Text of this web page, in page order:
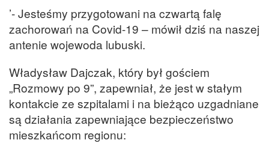
’- Jesteśmy przygotowani na czwartą falę
zachorowań na Covid-19 – mówił dziś na naszej
antenie wojewoda lubuski.
Władysław Dajczak, który był gościem
„Rozmowy po 9”, zapewniał, że jest w stałym
kontakcie ze szpitalami i na bieżąco uzgadniane
są działania zapewniające bezpieczeństwo
mieszkańcom regionu: